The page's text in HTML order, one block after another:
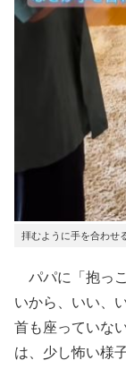
拝むように手を合わせ
パパに「抱っ
いから、いい、
首も座っていな
は、少し怖い様